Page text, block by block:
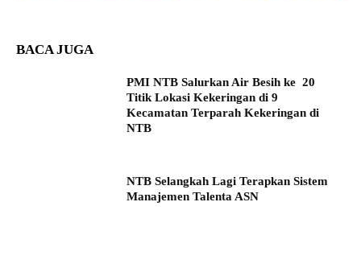
BACA JUGA
PMI NTB Salurkan Air Besih ke 20
Titik Lokasi Kekeringan di 9
Kecamatan Terparah Kekeringan di
NTB
NTB Selangkah Lagi Terapkan Sistem
Manajemen Talenta ASN